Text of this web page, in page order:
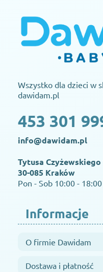
Wszystko dla dzieci w
dawidam.pl
453 301
info@dawidam.pl
Tytusa Czyżewskiego
30-085 Kraków
Pon - Sob 10:00 - 18:00
Informacje
O firmie Dawidam
Dostawa i płatność